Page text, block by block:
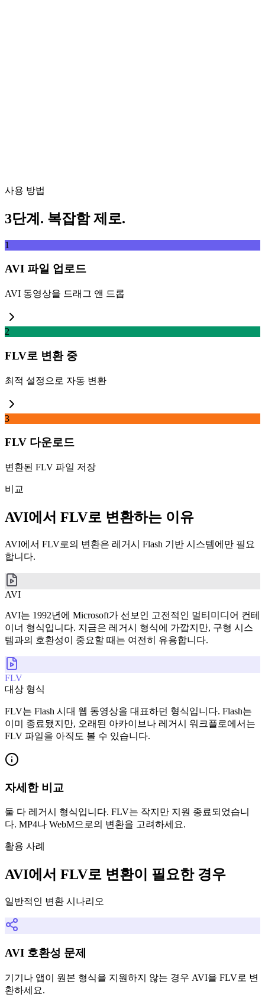
사용 방법
3단계. 복잡함 제로.
1
AVI 파일 업로드
AVI 동영상을 드래그 앤 드롭
2
FLV로 변환 중
최적 설정으로 자동 변환
3
FLV 다운로드
변환된 FLV 파일 저장
비교
AVI에서 FLV로 변환하는 이유
AVI에서 FLV로의 변환은 레거시 Flash 기반 시스템에만 필요
합니다.
AVI
AVI는 1992년에 Microsoft가 선보인 고전적인 멀티미디어 컨테
이너 형식입니다. 지금은 레거시 형식에 가깝지만, 구형 시스
템과의 호환성이 중요할 때는 여전히 유용합니다.
FLV
대상 형식
FLV는 Flash 시대 웹 동영상을 대표하던 형식입니다. Flash는
이미 종료됐지만, 오래된 아카이브나 레거시 워크플로에서는
FLV 파일을 아직도 볼 수 있습니다.
자세한 비교
둘 다 레거시 형식입니다. FLV는 작지만 지원 종료되었습니
다. MP4나 WebM으로의 변환을 고려하세요.
활용 사례
AVI에서 FLV로 변환이 필요한 경우
일반적인 변환 시나리오
AVI 호환성 문제
기기나 앱이 원본 형식을 지원하지 않는 경우 AVI을 FLV로 변
환하세요.